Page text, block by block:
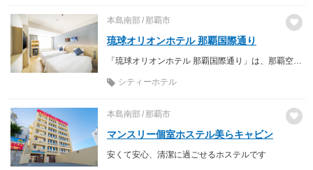
本島南部 那覇市
琉球オリオンホテル 那覇国際通り
「琉球オリオンホテル 那覇国際通り」は、那覇空港より車で約20分、沖縄都市モノレール（ゆいレール）「牧志駅」から徒歩3分、国際通り沿いに位置するホテルです。
シティーホテル
本島南部 那覇市
マンスリー個室ホステル美らキャビン
安くて安心、清潔に過ごせるホステルです